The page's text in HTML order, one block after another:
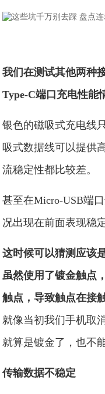
我们在测试其他两种
Type-C端口充电性能
银色的磁吸式充电线
吸式数据线可以提供
流稳定性都比较差。
甚至在Micro-USB端
况出现在前面表现稳
这时候可以猜测应该
虽然使用了镀金触点
触点，导致触点在接
就像当初我们手机取
就算是镀金了，也不
传输数据不稳定